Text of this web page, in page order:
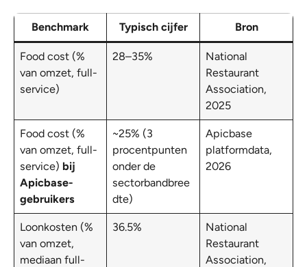
Benchmark Typisch cijfer Bron
Food cost (%
van omzet, full-
service)
28–35%
National
Restaurant
Association,
2025
Food cost (%
van omzet, full-
service) bij
Apicbase-
gebruikers
~25% (3
procentpunten
onder de
sectorbandbree
dte)
Apicbase
platformdata,
2026
Loonkosten (%
van omzet,
mediaan full-
36.5%
National
Restaurant
Association,